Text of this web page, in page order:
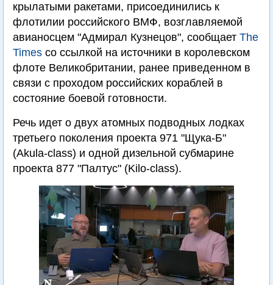
крылатыми ракетами, присоединились к
флотилии российского ВМФ, возглавляемой
авианосцем "Адмирал Кузнецов", сообщает The
Times со ссылкой на источники в королевском
флоте Великобритании, ранее приведенном в
связи с проходом российских кораблей в
состояние боевой готовности.
Речь идет о двух атомных подводных лодках
третьего поколения проекта 971 "Щука-Б"
(Akula-class) и одной дизельной субмарине
проекта 877 "Палтус" (Kilo-class).